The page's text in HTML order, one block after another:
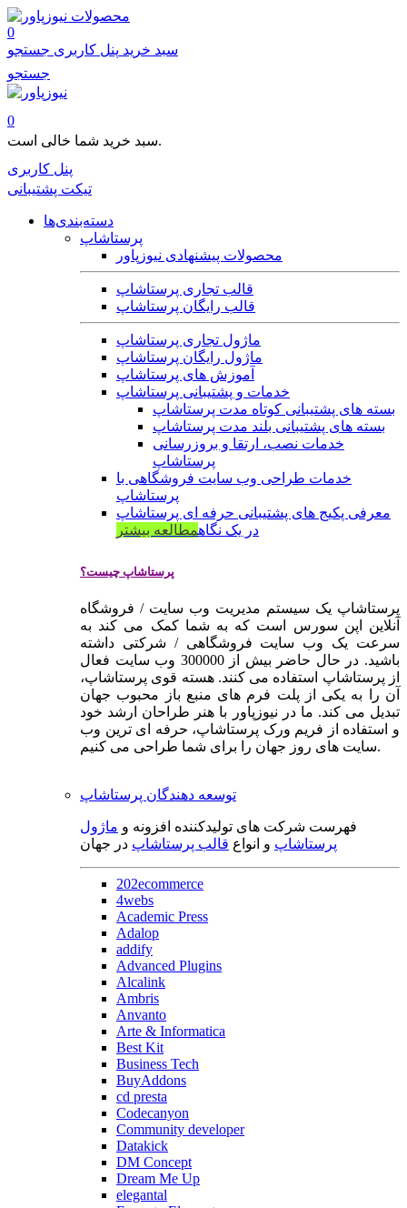
محصولات
0
سبد خرید پنل کاربری جستجو
جستجو
0
سبد خرید شما خالی است.
پنل کاربری
تیکت پشتیبانی
دسته‌بندی‌ها
پرستاشاپ
محصولات پیشنهادی نیوزپاور
قالب تجاری پرستاشاپ
قالب رایگان پرستاشاپ
ماژول تجاری پرستاشاپ
ماژول رایگان پرستاشاپ
آموزش های پرستاشاپ
خدمات و پشتیبانی پرستاشاپ
بسته های پشتیبانی کوتاه مدت پرستاشاپ
بسته های پشتیبانی بلند مدت پرستاشاپ
خدمات نصب، ارتقا و بروزرسانی
پرستاشاپ
خدمات طراحی وب سایت فروشگاهی با
پرستاشاپ
معرفی پکیج های پشتیبانی حرفه ای پرستاشاپ
در یک نگاهمطالعه بیشتر
پرستاشاپ چیست؟
پرستاشاپ یک سیستم مدیریت وب سایت / فروشگاه
آنلاین اپن سورس است که به شما کمک می کند به
سرعت یک وب سایت فروشگاهی / شرکتی داشته
باشید. در حال حاضر بیش از 300000 وب سایت فعال
از پرستاشاپ استفاده می کنند. هسته قوی پرستاشاپ،
آن را به یکی از پلت فرم های منبع باز محبوب جهان
تبدیل می کند. ما در نیوزپاور با هنر طراحان ارشد خود
و استفاده از فریم ورک پرستاشاپ، حرفه ای ترین وب
سایت های روز جهان را برای شما طراحی می کنیم.
توسعه دهندگان پرستاشاپ
فهرست شرکت های تولیدکننده افزونه و ماژول
پرستاشاپ و انواع قالب پرستاشاپ در جهان
202ecommerce
4webs
Academic Press
Adalop
addify
Advanced Plugins
Alcalink
Ambris
Anvanto
Arte & Informatica
Best Kit
Business Tech
BuyAddons
cd presta
Codecanyon
Community developer
Datakick
DM Concept
Dream Me Up
elegantal